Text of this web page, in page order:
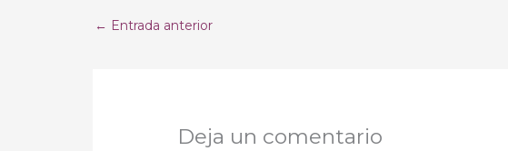
← Entrada anterior
Deja un comentario